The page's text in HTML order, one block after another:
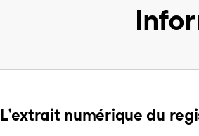
L'extrait numérique du